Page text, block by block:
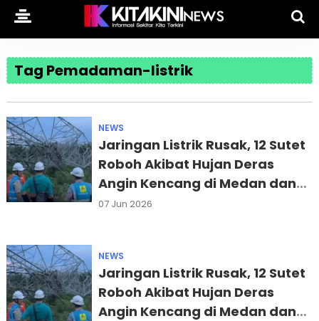
Tag Pemadaman-listrik
NEWS
Jaringan Listrik Rusak, 12 Sutet
Roboh Akibat Hujan Deras
Angin Kencang di Medan dan
Deliserdang
07 Jun 2026
NEWS
Jaringan Listrik Rusak, 12 Sutet
Roboh Akibat Hujan Deras
Angin Kencang di Medan dan